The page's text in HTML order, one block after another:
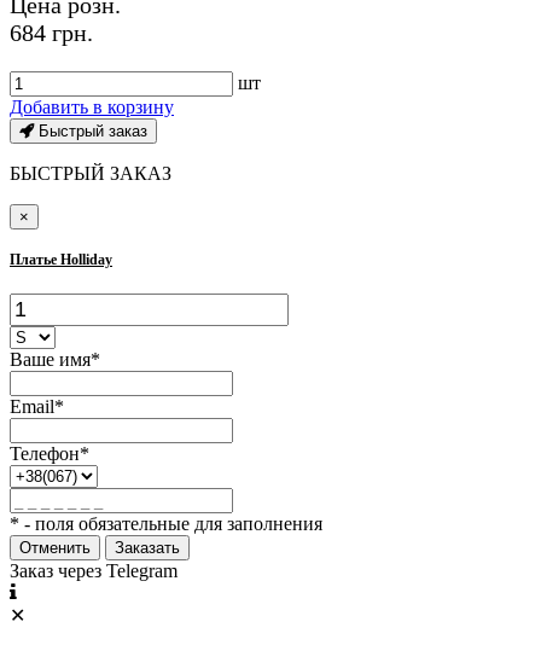
684 грн.
шт
Добавить в корзину
Быстрый заказ
БЫСТРЫЙ ЗАКАЗ
×
Платье Holliday
Ваше имя*
Email*
Телефон*
* - поля обязательные для заполнения
Отменить Заказать
Заказ через Telegram
✕